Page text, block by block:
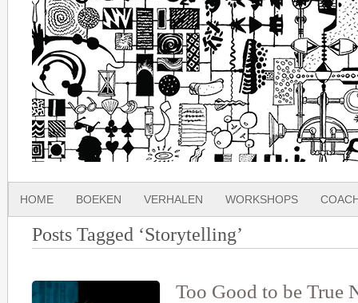
HOME BOEKEN VERHALEN WORKSHOPS
Posts Tagged ‘Storytelling’
Too Good to be True